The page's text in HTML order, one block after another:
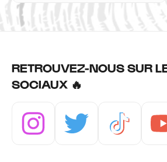
RETROUVEZ-NOUS SUR
SOCIAUX 🔥